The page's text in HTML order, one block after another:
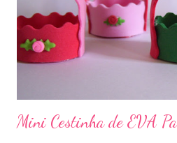
Mini Cestinha de EVA